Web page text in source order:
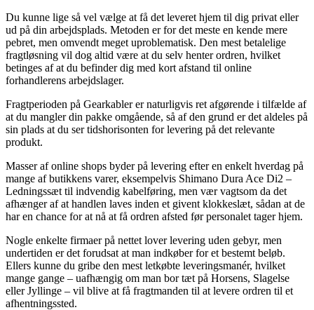
Du kunne lige så vel vælge at få det leveret hjem til dig privat eller
ud på din arbejdsplads. Metoden er for det meste en kende mere
pebret, men omvendt meget uproblematisk. Den mest betalelige
fragtløsning vil dog altid være at du selv henter ordren, hvilket
betinges af at du befinder dig med kort afstand til online
forhandlerens arbejdslager.
Fragtperioden på Gearkabler er naturligvis ret afgørende i tilfælde af
at du mangler din pakke omgående, så af den grund er det aldeles på
sin plads at du ser tidshorisonten for levering på det relevante
produkt.
Masser af online shops byder på levering efter en enkelt hverdag på
mange af butikkens varer, eksempelvis Shimano Dura Ace Di2 –
Ledningssæt til indvendig kabelføring, men vær vagtsom da det
afhænger af at handlen laves inden et givent klokkeslæt, sådan at de
har en chance for at nå at få ordren afsted før personalet tager hjem.
Nogle enkelte firmaer på nettet lover levering uden gebyr, men
undertiden er det forudsat at man indkøber for et bestemt beløb.
Ellers kunne du gribe den mest letkøbte leveringsmanér, hvilket
mange gange – uafhængig om man bor tæt på Horsens, Slagelse
eller Jyllinge – vil blive at få fragtmanden til at levere ordren til et
afhentningssted.